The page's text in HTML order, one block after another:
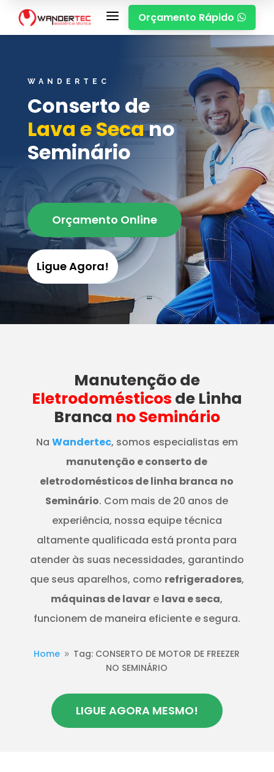
a Orçamento Rápido 
WANDERTEC
Conserto de
Lava e Secano
Seminário
Orçamento Online
Ligue Agora!
Manutençãode
Eletrodomésticos de Linha
Branca no Seminário
Na Wandertec, somos especialistas em
manutenção e conserto de
eletrodomésticos de linha branca no
Seminário. Com mais de 20 anos de
experiência, nossa equipe técnica
altamente qualificada está pronta para
atender às suas necessidades, garantindo
que seus aparelhos, como refrigeradores,
máquinas de lavar e lava e seca,
funcionem de maneira eficiente e segura.
Home 9 Tag: CONSERTO DE MOTOR DE FREEZER
NO SEMINÁRIO
LIGUE AGORA MESMO!